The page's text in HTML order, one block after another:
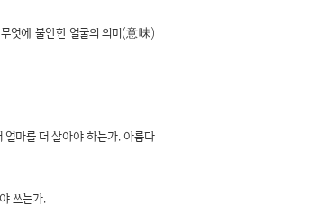
엇에 불안한 얼굴의 의미(意味)
얼마를 더 살아야 하는가. 아름다
쓰는가.